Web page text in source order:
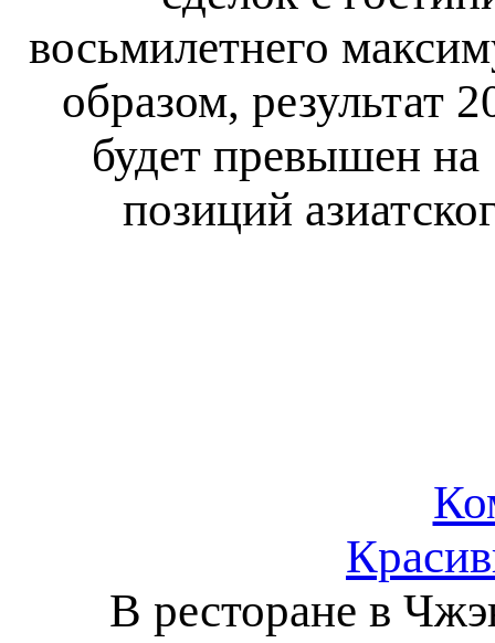
восьмилетнего
образом, результат
будет превышен
позиций
В ресторане в